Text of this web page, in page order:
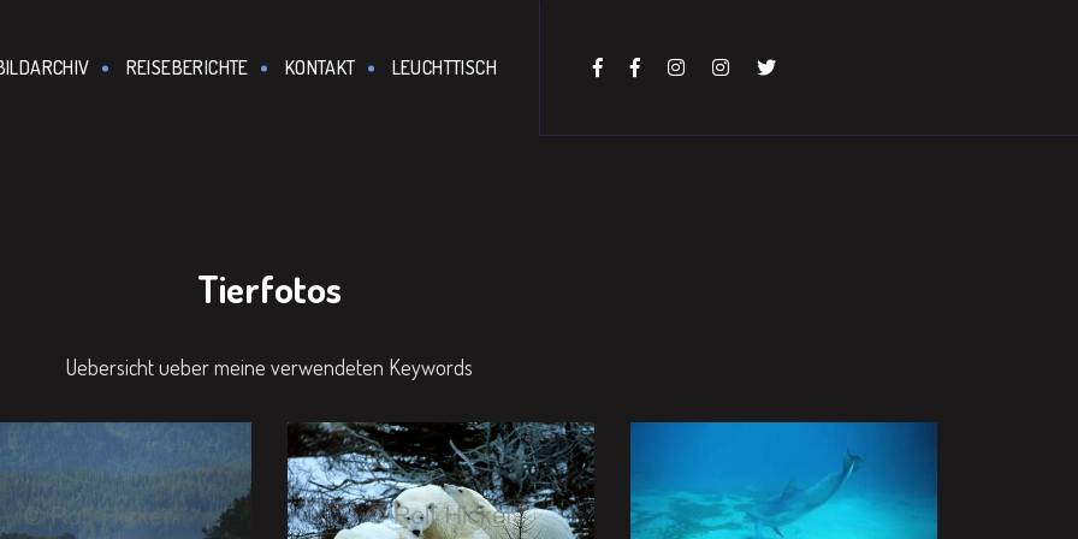
REISEBERICHTE KONTAKT LEUCHTTISCH
Tierfotos
Uebersicht ueber meine verwendeten Keywords